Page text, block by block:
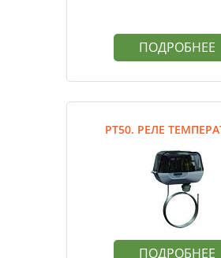
ПОДРОБНЕЕ
РТ50. РЕЛЕ
ПОДРОБНЕЕ